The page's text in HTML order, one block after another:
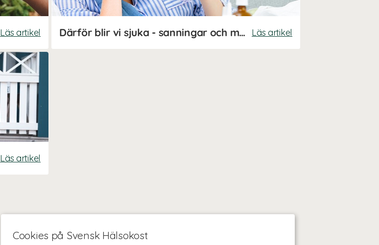
Cookies på Svensk Hälsokost
Läs artikel Därför blir vi sjuka - sanningar och myter Läs artikel
Läs artikel